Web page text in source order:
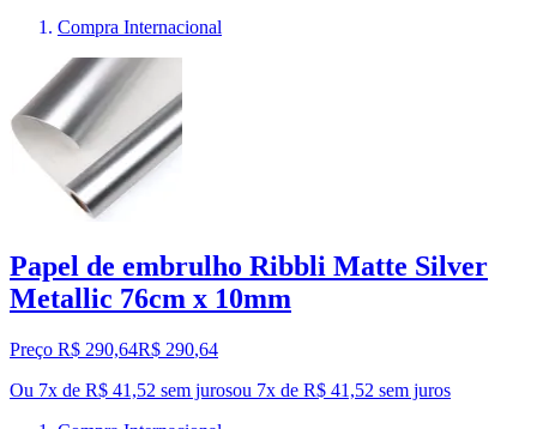
Compra Internacional
Papel de embrulho Ribbli Matte Silver
Metallic 76cm x 10mm
Preço R$ 290,64R$ 290,64
Ou 7x de R$ 41,52 sem jurosou 7x de R$ 41,52 sem juros